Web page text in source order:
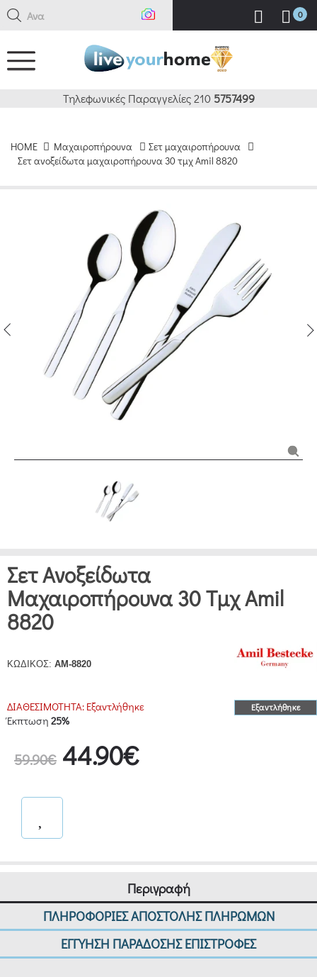
Αναζήτ 0
Τηλεφωνικές Παραγγελίες 210 5757499
HOME Μαχαιροπήρουνα
Σετ μαχαιροπήρουνα
Σετ ανοξείδωτα μαχαιροπήρουνα 30 τμχ Amil 8820
Σετ Ανοξείδωτα
Μαχαιροπήρουνα 30 Τμχ Amil
8820
ΚΩΔΙΚΟΣ: AM-8820
Εξαντλήθηκε
ΔΙΑΘΕΣΙΜΟΤΗΤΑ: Εξαντλήθηκε
Έκπτωση 25%
59.90€ 44.90€
Περιγραφή
ΠΛΗΡΟΦΟΡΙΕΣ ΑΠΟΣΤΟΛΗΣ ΠΛΗΡΩΜΩΝ
ΕΓΓΥΗΣΗ ΠΑΡΑΔΟΣΗΣ ΕΠΙΣΤΡΟΦΕΣ